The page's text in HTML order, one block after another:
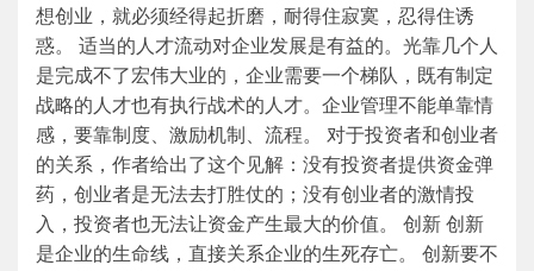
想创业，就必须经得起折磨，耐得住寂寞，忍得住诱
惑。 适当的人才流动对企业发展是有益的。光靠几个人
是完成不了宏伟大业的，企业需要一个梯队，既有制定
战略的人才也有执行战术的人才。企业管理不能单靠情
感，要靠制度、激励机制、流程。 对于投资者和创业者
的关系，作者给出了这个见解：没有投资者提供资金弹
药，创业者是无法去打胜仗的；没有创业者的激情投
入，投资者也无法让资金产生最大的价值。 创新 创新
是企业的生命线，直接关系企业的生死存亡。 创新要不